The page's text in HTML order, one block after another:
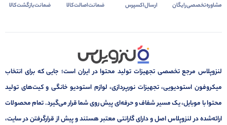
مشاوره‌تخصصی‌رایگان ارسال‌اکسپرس ضمانت‌اصالت‌کالا ضمانت‌بازگشت‌کالا
لنزوپلاس مرجع تخصصی تجهیزات تولید محتوا در ایران است؛ جایی که برای انتخاب
میکروفون استودیویی، تجهیزات نورپردازی، لوازم استودیو خانگی و کیت‌های تولید
محتوا با موبایل، یک مسیر شفاف و حرفه‌ای پیش روی شما قرار می‌گیرد. تمام محصولات
ارائه‌شده در لنزوپلاس اصل و دارای گارانتی معتبر هستند و پیش از قرارگرفتن در سایت،